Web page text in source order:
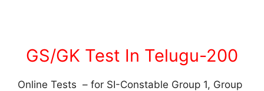
GS/GK Test In Telugu-200
Online Tests – for SI-Constable Group 1, Group